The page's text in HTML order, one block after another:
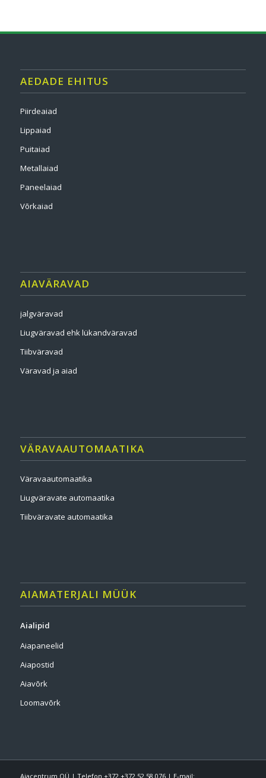
AEDADE EHITUS
Piirdeaiad
Lippaiad
Puitaiad
Metallaiad
Paneelaiad
Võrkaiad
AIAVÄRAVAD
jalgväravad
Liugväravad ehk lükandväravad
Tiibväravad
Väravad ja aiad
VÄRAVAAUTOMAATIKA
Väravaautomaatika
Liugväravate automaatika
Tiibväravate automaatika
AIAMATERJALI MÜÜK
Aialipid
Aiapaneelid
Aiapostid
Aiavõrk
Loomavõrk
Aiacentrum OÜ | Telefon +372 +372 52 58 076 | E-mail: